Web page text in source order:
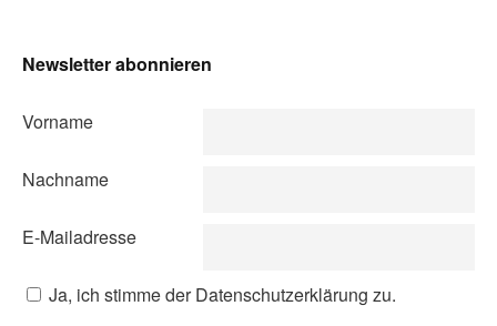
Newsletter abonnieren
Vorname
Nachname
E-Mailadresse
Ja, ich stimme der Datenschutzerklärung zu.